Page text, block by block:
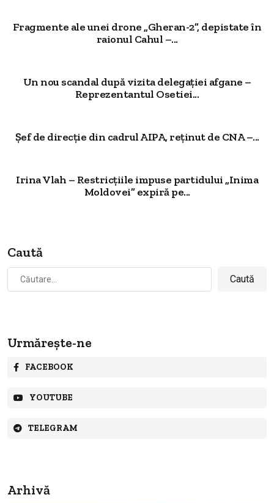
Fragmente ale unei drone „Gheran-2”, depistate în
raionul Cahul –...
Un nou scandal după vizita delegației afgane –
Reprezentantul Osetiei...
Șef de direcție din cadrul AIPA, reținut de CNA –...
Irina Vlah – Restricțiile impuse partidului „Inima
Moldovei” expiră pe...
Caută
Caută
după:
Urmărește-ne
FACEBOOK
YOUTUBE
TELEGRAM
Arhivă